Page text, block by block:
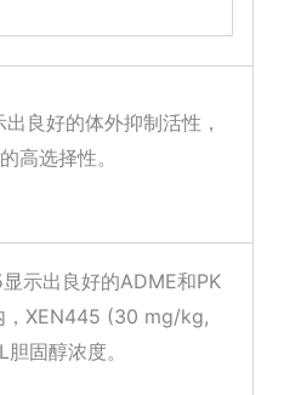
良好的体外抑制活性，
高选择性。
示出良好的ADME和PK
，XEN445 (30 mg/kg,
固醇浓度。